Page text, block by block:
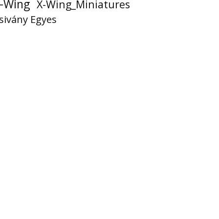
Wing X-Wing_Miniatures
Egyes